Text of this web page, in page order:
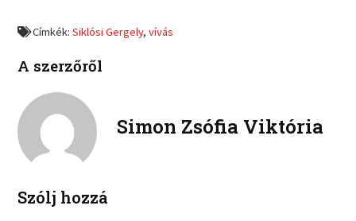
b
o
n
i
k
n
r
Címkék:Siklósi Gergely,vívás
A szerzőről
Simon Zsófia Viktória
Szólj hozzá